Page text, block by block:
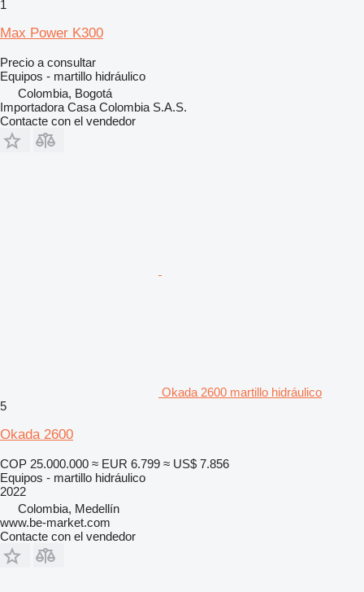
1
Max Power K300
Precio a consultar
Equipos - martillo hidráulico
Colombia, Bogotá
Importadora Casa Colombia S.A.S.
Contacte con el vendedor
Okada 2600 martillo hidráulico
5
Okada 2600
COP 25.000.000 ≈ EUR 6.799 ≈ US$ 7.856
Equipos - martillo hidráulico
2022
Colombia, Medellín
www.be-market.com
Contacte con el vendedor